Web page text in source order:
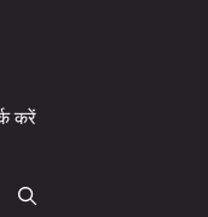
करें